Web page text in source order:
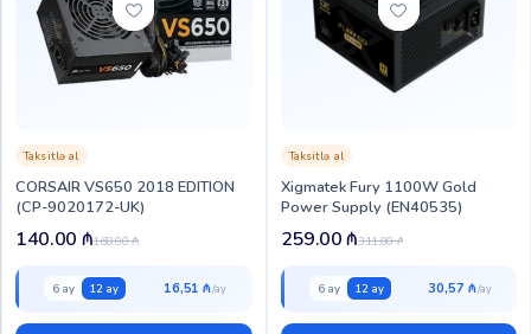
CORSAIR VS650 2018 EDITION
(CP-9020172-UK)
Taksitlə al
168.00₼
140.00 ₼
6 ay 12 ay 16,51 ₼
Xigmatek Fury 1100W Gold
Power Supply (EN40535)
Taksitlə al
311.00₼
259.00₼
6 ay 12 ay 30,57 ₼